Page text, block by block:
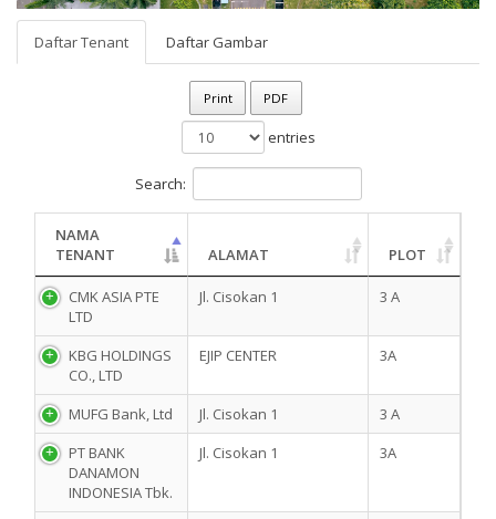
Daftar Tenant Daftar Gambar
Print PDF
entries
Search:
NAMA
TENANT
ALAMAT PLOT
CMK ASIA PTE
LTD
Jl. Cisokan 1 3 A
KBG HOLDINGS
CO., LTD
EJIP CENTER 3A
MUFG Bank, Ltd Jl. Cisokan 1
3 A
PT BANK
DANAMON
INDONESIA Tbk.
Jl. Cisokan 1 3A